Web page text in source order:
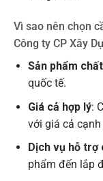
Vì sao nên chọn
Công ty CP Xây
Sản phẩm
quốc tế.
Giá cả hợp lý:
với giá cả
Dịch vụ hỗ trợ
phẩm đến lắp